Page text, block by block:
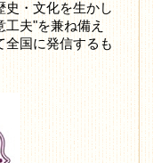
史・文化を生かし
工夫"を兼ね備え
全国に発信するも